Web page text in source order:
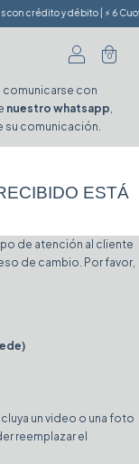
con crédito y débito | ⚡️ 6
0
comunicarse con
nuestro whatsapp,
su comunicación.
ESTÁ
de atención al cliente
de cambio. Por favor,
un video o una foto
reemplazar el